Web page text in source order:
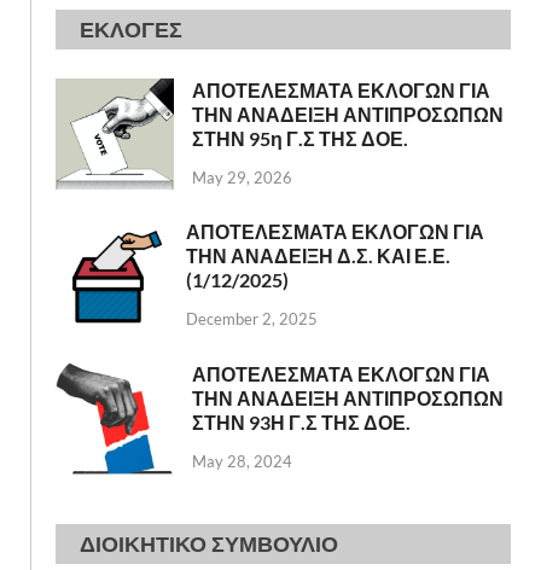
ΕΚΛΟΓΕΣ
ΑΠΟΤΕΛΕΣΜΑΤΑ ΕΚΛΟΓΩΝ ΓΙΑ
ΤΗΝ ΑΝΑΔΕΙΞΗ ΑΝΤΙΠΡΟΣΩΠΩΝ
ΣΤΗΝ 95η Γ.Σ ΤΗΣ ΔΟΕ.
May 29, 2026
ΑΠΟΤΕΛΕΣΜΑΤΑ ΕΚΛΟΓΩΝ ΓΙΑ
ΤΗΝ ΑΝΑΔΕΙΞΗ Δ.Σ. ΚΑΙ Ε.Ε.
(1/12/2025)
December 2, 2025
ΑΠΟΤΕΛΕΣΜΑΤΑ ΕΚΛΟΓΩΝ ΓΙΑ
ΤΗΝ ΑΝΑΔΕΙΞΗ ΑΝΤΙΠΡΟΣΩΠΩΝ
ΣΤΗΝ 93Η Γ.Σ ΤΗΣ ΔΟΕ.
May 28, 2024
ΔΙΟΙΚΗΤΙΚΟ ΣΥΜΒΟΥΛΙΟ